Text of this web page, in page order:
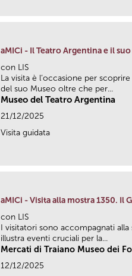
aMICi - Il Teatro Argentina e il
con LIS
La visita è l’occasione per
del suo Museo oltre che per...
Museo del Teatro Argentina
21/12/2025
Visita guidata
aMICi - Visita alla mostra 1350. Il
con LIS
I visitatori sono accompagnati
illustra eventi cruciali per la...
Mercati di Traiano Museo dei
12/12/2025